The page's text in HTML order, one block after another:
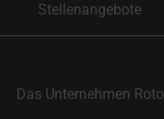
Stellenangebote
Das Unternehmen Roto